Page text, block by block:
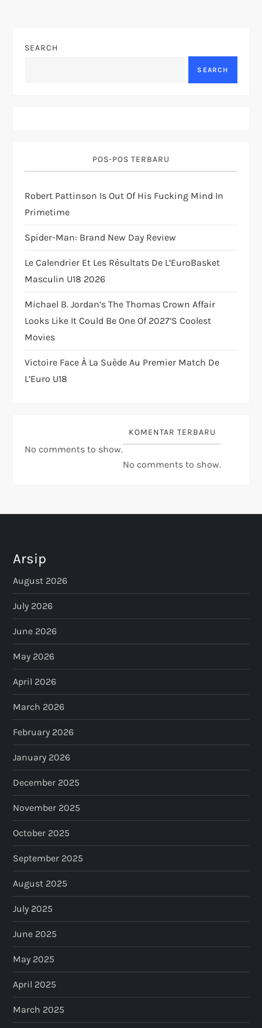
n
t
i
o
n
SEARCH
SEARCH
POS-POS TERBARU
Robert Pattinson Is Out Of His Fucking Mind In
Primetime
Spider-Man: Brand New Day Review
Le Calendrier Et Les Résultats De L’EuroBasket
Masculin U18 2026
Michael B. Jordan’s The Thomas Crown Affair
Looks Like It Could Be One Of 2027’s Coolest
Movies
Victoire Face À La Suède Au Premier Match De
L’Euro U18
No comments to show.
KOMENTAR TERBARU
No comments to show.
Arsip
August 2026
July 2026
June 2026
May 2026
April 2026
March 2026
February 2026
January 2026
December 2025
November 2025
October 2025
September 2025
August 2025
July 2025
June 2025
May 2025
April 2025
March 2025